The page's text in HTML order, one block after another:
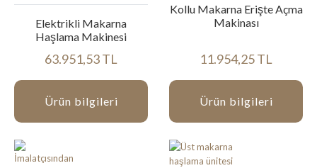
Elektrikli Makarna
Haşlama Makinesi
63.951,53 TL
Ürün bilgileri
Kollu Makarna Erişte Açma
Makinası
11.954,25 TL
Ürün bilgileri